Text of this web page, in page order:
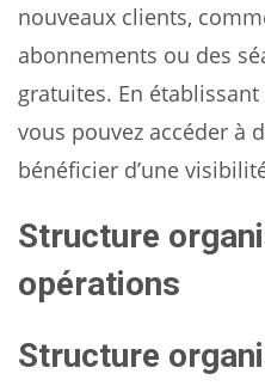
nouveaux clients,
abonnements ou des
gratuites. En
vous pouvez accéder à
bénéficier d’une
Structure
opérations
Structure